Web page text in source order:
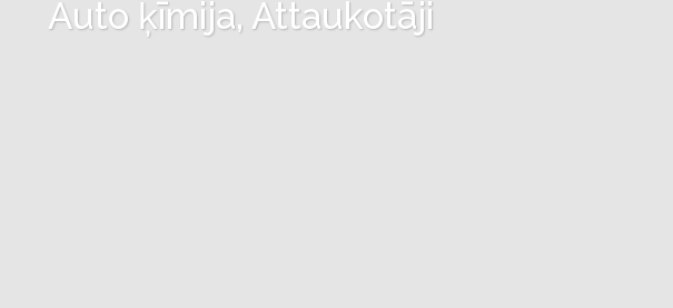
Auto ķīmija, Attaukotāji